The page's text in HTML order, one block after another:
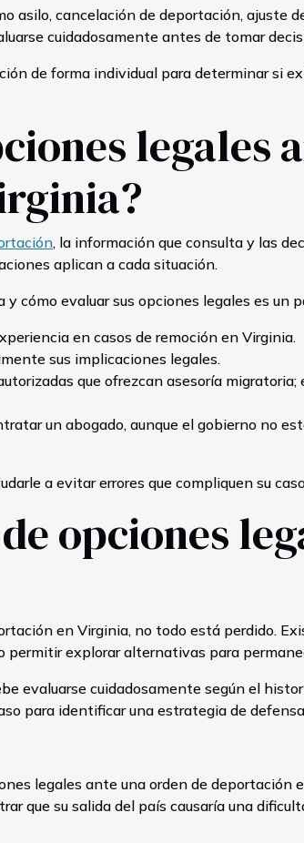
asilo, cancelación de deportación, ajuste
cuidadosamente antes de tomar
de forma individual para determinar si
legales
, la información que consulta y las
aplican a cada situación.
y cómo evaluar sus opciones legales es un
en casos de remoción en Virginia.
sus implicaciones legales.
que ofrezcan asesoría
un abogado, aunque el gobierno no
a evitar errores que compliquen su
opciones
en Virginia, no todo está perdido.
permitir explorar alternativas para
evaluarse cuidadosamente según el
para identificar una estrategia de
legales ante una orden de
que su salida del país causaría una